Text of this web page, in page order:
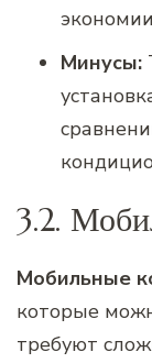
Минусы:
3.2.
Мобильные
которые
требуют